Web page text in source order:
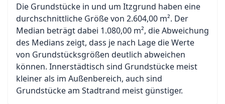
Die Grundstücke in und um Itzgrund haben eine
durchschnittliche Größe von 2.604,00 m². Der
Median beträgt dabei 1.080,00 m², die Abweichung
des Medians zeigt, dass je nach Lage die Werte
von Grundstücksgrößen deutlich abweichen
können. Innerstädtisch sind Grundstücke meist
kleiner als im Außenbereich, auch sind
Grundstücke am Stadtrand meist günstiger.